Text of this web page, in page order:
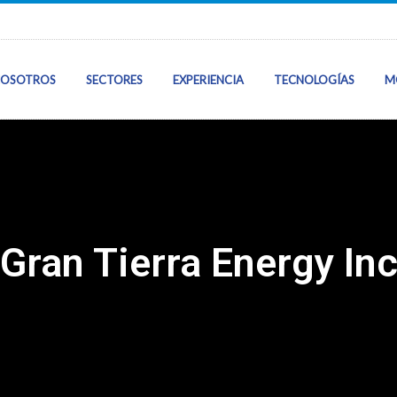
SECTORES EXPERIENCIA TECNOLOGÍAS
Sectores
Gran Tierra Energy Inc